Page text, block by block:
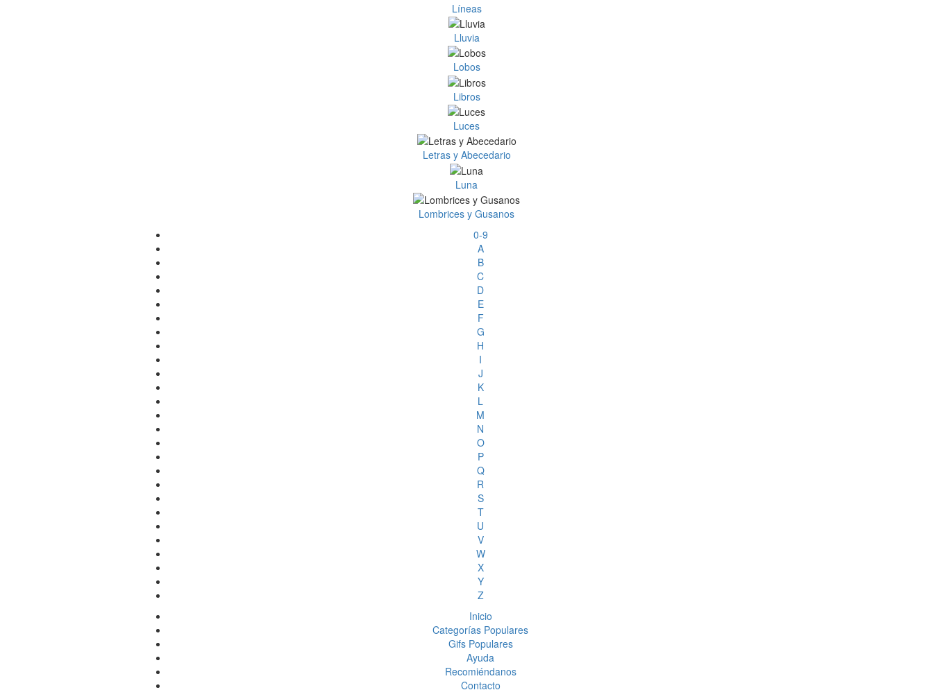
Líneas
Lluvia
Lobos
Libros
Luces
Letras y Abecedario
Luna
Lombrices y Gusanos
0-9
A
B
C
D
E
F
G
H
I
J
K
L
M
N
O
P
Q
R
S
T
U
V
W
X
Y
Z
Inicio
Categorías Populares
Gifs Populares
Ayuda
Recomiéndanos
Contacto